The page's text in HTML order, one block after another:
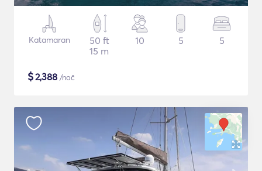
Katamaran
50 ft
15 m
10 5 5
$2,388 /noč